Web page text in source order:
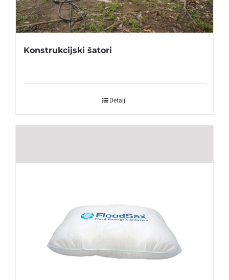
Konstrukcijski šatori
Detalji